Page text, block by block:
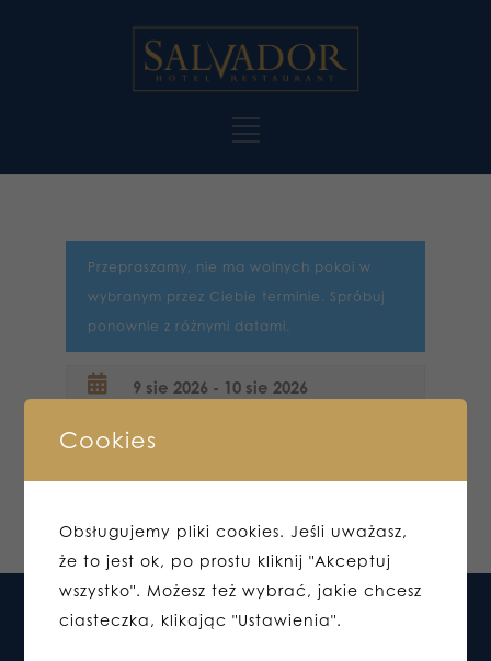
Przepraszamy, nie ma wolnych pokoi w
wybranym przez Ciebie terminie. Spróbuj
ponownie z różnymi datami.
Cookies
Obsługujemy pliki cookies. Jeśli uważasz,
że to jest ok, po prostu kliknij "Akceptuj
wszystko". Możesz też wybrać, jakie chcesz
ciasteczka, klikając "Ustawienia".